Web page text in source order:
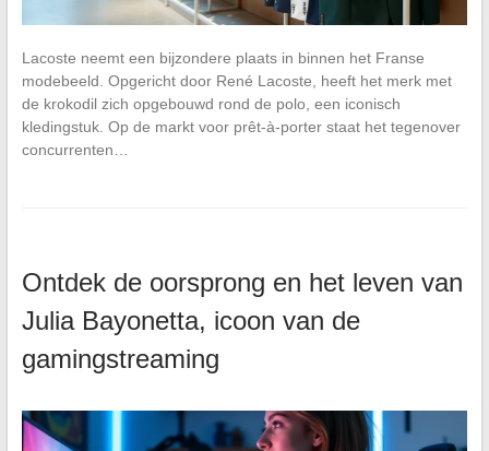
Lacoste neemt een bijzondere plaats in binnen het Franse
modebeeld. Opgericht door René Lacoste, heeft het merk met
de krokodil zich opgebouwd rond de polo, een iconisch
kledingstuk. Op de markt voor prêt-à-porter staat het tegenover
concurrenten…
Ontdek de oorsprong en het leven van
Julia Bayonetta, icoon van de
gamingstreaming